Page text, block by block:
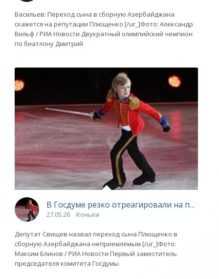
Васильев: Переход сына в сборную Азербайджана
скажется на репутации Плющенко [/ur_]Фото: Александр
Вильф / РИА Новости Двукратный олимпийский чемпион
по биатлону Дмитрий
В Госдуме резко отреагировали на
27.05.26 Коньки
Депутат Свищев назвал переход сына Плющенко в
сборную Азербайджана неприемлемым [/ur_]Фото:
Максим Блинов / РИА Новости Первый заместитель
председателя комитета Госдумы